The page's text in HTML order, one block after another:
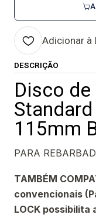
Adicionar à
DESCRIÇÃO
Disco de
115mm
PARA
TAMBÉM
convencionais
LOCK possibilita